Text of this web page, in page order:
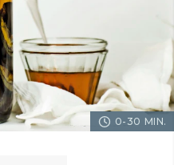
0-30 MIN.